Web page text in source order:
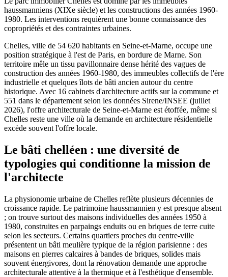
haussmanniens (XIXe siècle) et les constructions des années 1960-
1980. Les interventions requièrent une bonne connaissance des
copropriétés et des contraintes urbaines.
Chelles, ville de 54 620 habitants en Seine-et-Marne, occupe une
position stratégique à l'est de Paris, en bordure de Marne. Son
territoire mêle un tissu pavillonnaire dense hérité des vagues de
construction des années 1960-1980, des immeubles collectifs de l'ère
industrielle et quelques îlots de bâti ancien autour du centre
historique. Avec 16 cabinets d'architecture actifs sur la commune et
551 dans le département selon les données Sirene/INSEE (juillet
2026), l'offre architecturale de Seine-et-Marne est étoffée, même si
Chelles reste une ville où la demande en architecture résidentielle
excède souvent l'offre locale.
Le bâti chelléen : une diversité de
typologies qui conditionne la mission de
l'architecte
La physionomie urbaine de Chelles reflète plusieurs décennies de
croissance rapide. Le patrimoine haussmannien y est presque absent
; on trouve surtout des maisons individuelles des années 1950 à
1980, construites en parpaings enduits ou en briques de terre cuite
selon les secteurs. Certains quartiers proches du centre-ville
présentent un bâti meulière typique de la région parisienne : des
maisons en pierres calcaires à bandes de briques, solides mais
souvent énergivores, dont la rénovation demande une approche
architecturale attentive à la thermique et à l'esthétique d'ensemble.